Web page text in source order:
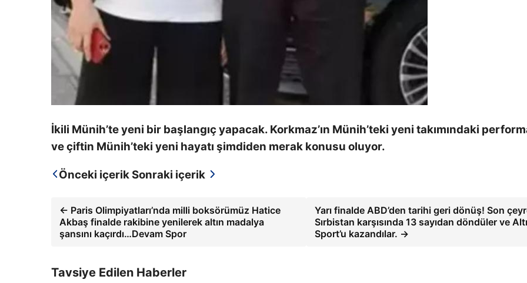
İkili Münih’te yeni bir başlangıç ​​yapacak. Korkmaz’ın Münih’teki yeni takımındaki
ve çiftin Münih’teki yeni hayatı şimdiden merak konusu oluyor.
Önceki içerik Sonraki içerik
← Paris Olimpiyatları’nda milli boksörümüz Hatice
Akbaş finalde rakibine yenilerek altın madalya
şansını kaçırdı…Devam Spor
Yarı finalde ABD’den tarihi geri dönüş! Son
Sırbistan karşısında 13 sayıdan döndüler ve
Sport’u kazandılar. →
Tavsiye Edilen Haberler